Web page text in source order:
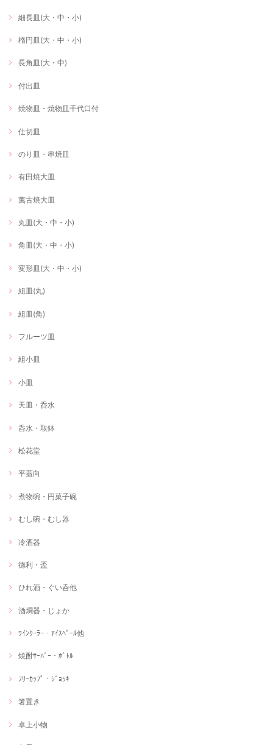
細長皿(大・中・小)
楕円皿(大・中・小)
長角皿(大・中)
付出皿
焼物皿・焼物皿千代口付
仕切皿
のり皿・串焼皿
有田焼大皿
萬古焼大皿
丸皿(大・中・小)
角皿(大・中・小)
変形皿(大・中・小)
組皿(丸)
組皿(角)
フルーツ皿
組小皿
小皿
天皿・呑水
呑水・取鉢
松花堂
平蓋向
煮物碗・円菓子碗
むし碗・むし器
冷酒器
徳利・盃
ひれ酒・ぐい呑他
酒燗器・じょか
ﾜｲﾝｸｰﾗｰ・ｱｲｽﾍﾟｰﾙ他
焼酎ｻｰﾊﾞｰ・ﾎﾞﾄﾙ
ﾌﾘｰｶｯﾌﾟ・ｼﾞｮｯｷ
箸置き
卓上小物